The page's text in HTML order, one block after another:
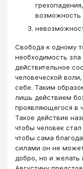
возможность
Свобода к одному
необходимость
действительное
человеческой
себе. Таким
лишь действием
проявляющегося в
Такое действие
чтобы человек
чтобы сама
силами он не
добро, но и желать